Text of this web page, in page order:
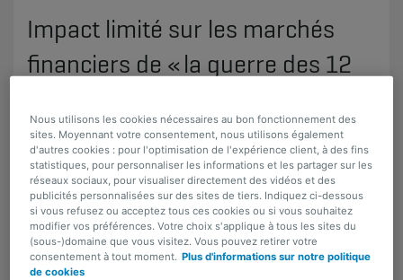
Impact limité sur les marchés
financiers de « la guerre des 12
Alors qu’ils restent confrontés au risque d’une
nouvelle aggravation des tensions commerciales,
les marchés financiers doivent faire face à de
nouvelles préoccupations géopolitiques, après les
attaques menées par Israël et l’intervention
américaine contre des installations militaires
Nous utilisons les cookies nécessaires au bon fonctionnement des
sites. Moyennant votre consentement, nous utilisons également
d'autres cookies : pour l'optimisation de l'expérience client, à des fins
statistiques, pour personnaliser les informations et les partager sur les
réseaux sociaux, pour visualiser directement des vidéos et des
publicités personnalisées sur des sites de tiers. Indiquez ci-dessous
si vous refusez ou acceptez tous ces cookies ou si vous souhaitez
modifier vos préférences. Votre choix s'applique à tous les sites du
(sous-)domaine que vous visitez. Vous pouvez retirer votre
consentement à tout moment. Plus d'informations sur notre politique
de cookies